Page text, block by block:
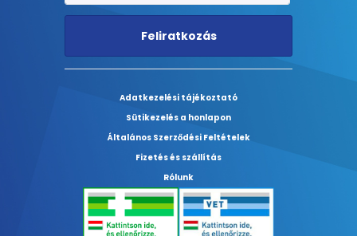
Feliratkozás
Adatkezelési tájékoztató
Sütikezelés a honlapon
Általános Szerződési Feltételek
Fizetés és szállítás
Rólunk